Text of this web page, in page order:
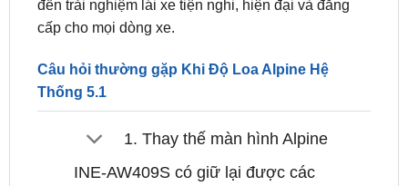
Bên cạnhnâng cấp hệ thống âm thanh Alpine,
ZKar Autocòn chuyên dán
đến trải nghiệm lái xe tiện nghi, hiện đại và đẳng
cấp cho mọi dòng xe.
Câu hỏi thường gặp Khi Độ Loa Alpine Hệ
Thống 5.1